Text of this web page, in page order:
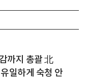
까지 총괄 北
일하게 숙청 안